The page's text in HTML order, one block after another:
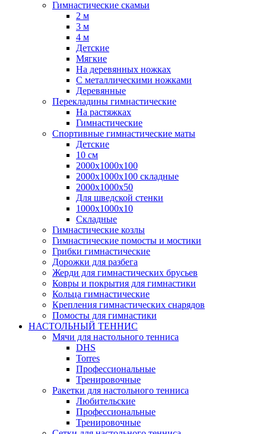
Гимнастические скамьи
2 м
3 м
4 м
Детские
Мягкие
На деревянных ножках
С металлическими ножками
Деревянные
Перекладины гимнастические
На растяжках
Гимнастические
Спортивные гимнастические маты
Детские
10 см
2000х1000х100
2000х1000х100 складные
2000х1000х50
Для шведской стенки
1000х1000х10
Складные
Гимнастические козлы
Гимнастические помосты и мостики
Грибки гимнастические
Дорожки для разбега
Жерди для гимнастических брусьев
Ковры и покрытия для гимнастики
Кольца гимнастические
Крепления гимнастических снарядов
Помосты для гимнастики
НАСТОЛЬНЫЙ ТЕННИС
Мячи для настольного тенниса
DHS
Torres
Профессиональные
Тренировочные
Ракетки для настольного тенниса
Любительские
Профессиональные
Тренировочные